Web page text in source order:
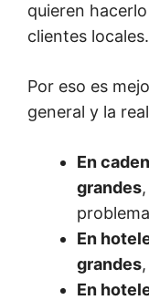
quieren
clientes locales.
Por eso es
general y la
En
grandes
En
grandes
En